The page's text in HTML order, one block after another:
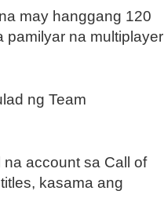
may hanggang 120
pamilyar na multiplayer
ng Team
account sa Call of
kasama ang